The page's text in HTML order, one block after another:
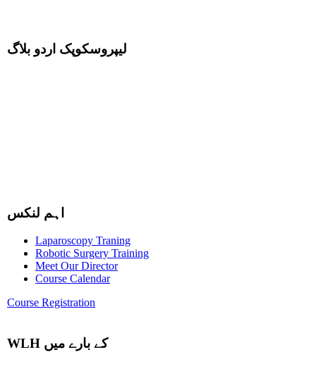
لیپروسکوپک اردو بلاگ
اہم لنکس
Laparoscopy Traning
Robotic Surgery Training
Meet Our Director
Course Calendar
Course Registration
WLH کے بارے میں